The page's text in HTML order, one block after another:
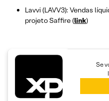
Lavvi (LAVV3): Vendas
projeto Saffire (link)
Se